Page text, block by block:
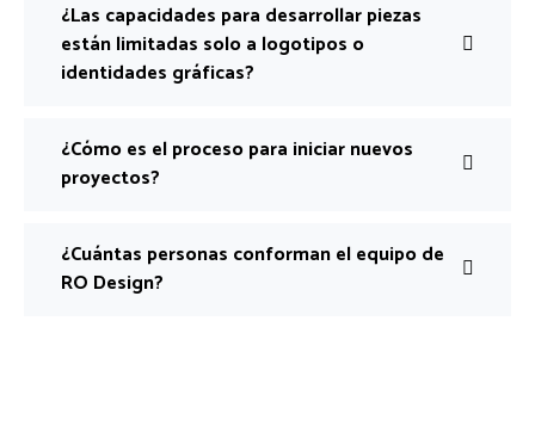
¿Las capacidades para desarrollar piezas
están limitadas solo a logotipos o
identidades gráficas?
¿Cómo es el proceso para iniciar nuevos
proyectos?
¿Cuántas personas conforman el equipo de
RO Design?